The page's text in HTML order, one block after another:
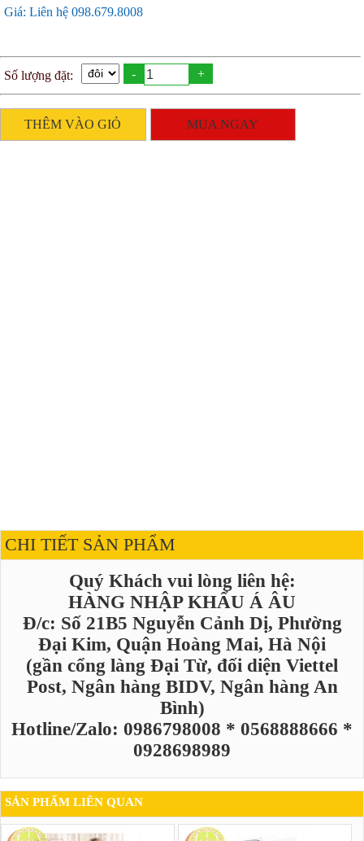
Giá: Liên hệ 098.679.8008
Số lượng đặt: - +
THÊM VÀO GIỎ MUA NGAY
CHI TIẾT SẢN PHẨM
Quý Khách vui lòng liên hệ:
HÀNG NHẬP KHẨU Á ÂU
Đ/c: Số 21B5 Nguyễn Cảnh Dị, Phường
Đại Kim, Quận Hoàng Mai, Hà Nội
(gần cổng làng Đại Từ, đối diện Viettel
Post, Ngân hàng BIDV, Ngân hàng An
Bình)
Hotline/Zalo: 0986798008 * 0568888666 *
0928698989
SẢN PHẨM LIÊN QUAN